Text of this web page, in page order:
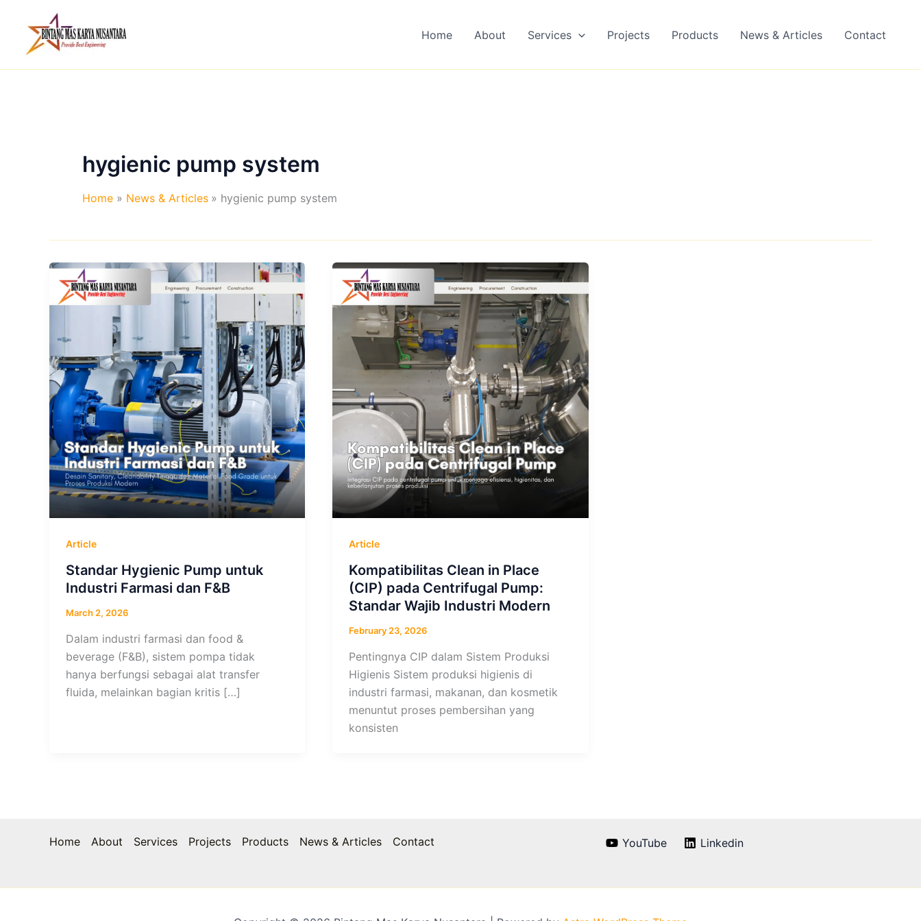
content
Home About Services Projects Products News & Articles Contact
hygienic pump system
Home News & Articles hygienic pump system
Article
Standar Hygienic Pump untuk
Industri Farmasi dan F&B
March 2, 2026
Dalam industri farmasi dan food &
beverage (F&B), sistem pompa tidak
hanya berfungsi sebagai alat transfer
fluida, melainkan bagian kritis […]
Article
Kompatibilitas Clean in Place
(CIP) pada Centrifugal Pump:
Standar Wajib Industri Modern
February 23, 2026
Pentingnya CIP dalam Sistem Produksi
Higienis Sistem produksi higienis di
industri farmasi, makanan, dan kosmetik
menuntut proses pembersihan yang
konsisten
Home About Services Projects Products News & Articles Contact YouTube Linkedin